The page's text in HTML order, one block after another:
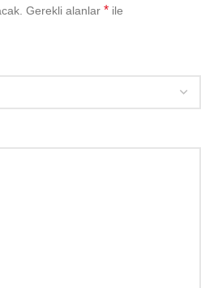
Gerekli alanlar * ile